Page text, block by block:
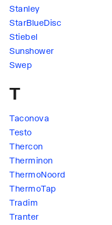
Stanley
StarBlueDisc
Stiebel
Sunshower
Swep
T
Taconova
Testo
Thercon
Therminon
ThermoNoord
ThermoTap
Tradim
Tranter